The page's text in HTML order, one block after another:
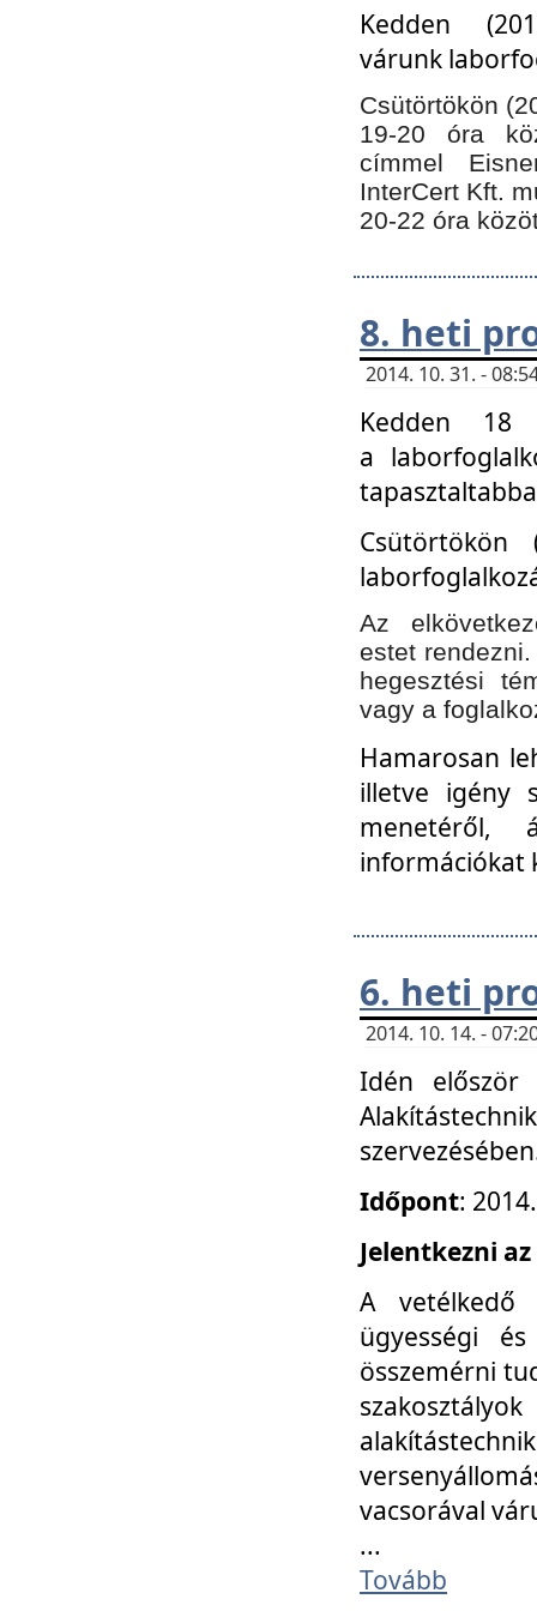
Kedden
várunk
Csütörtökön
19-20 óra
címmel
InterCert Kft.
20-22 óra
8. heti
2014. 10. 31. -
Kedden 18
a
Az
estet
hegesztési
vagy a
Hamarosan
illetve igény
menetéről,
információkat
6. heti
2014. 10. 14. -
Idén
Időpont:
Jelentkezni az
A vetélkedő
ügyességi
összemérni
vacsorával
...
Tovább